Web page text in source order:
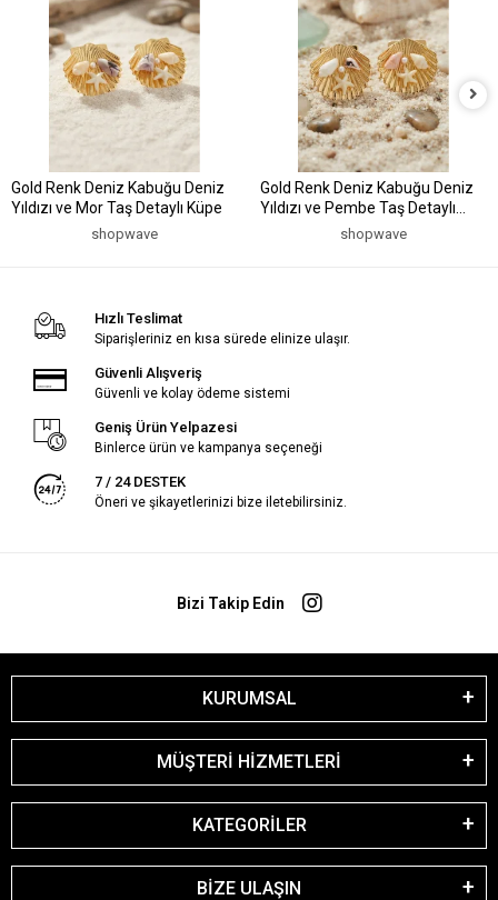
Gold Renk Deniz Kabuğu Deniz
Yıldızı ve Mor Taş Detaylı Küpe
shopwave
Gold Renk Deniz Kabuğu Deniz
Yıldızı ve Pembe Taş Detaylı
shopwave
Hızlı Teslimat
Siparişleriniz en kısa sürede elinize ulaşır.
Güvenli Alışveriş
Güvenli ve kolay ödeme sistemi
Geniş Ürün Yelpazesi
Binlerce ürün ve kampanya seçeneği
7 / 24 DESTEK
Öneri ve şikayetlerinizi bize iletebilirsiniz.
Bizi Takip Edin
KURUMSAL
MÜŞTERİ HİZMETLERİ
KATEGORİLER
BİZE ULAŞIN